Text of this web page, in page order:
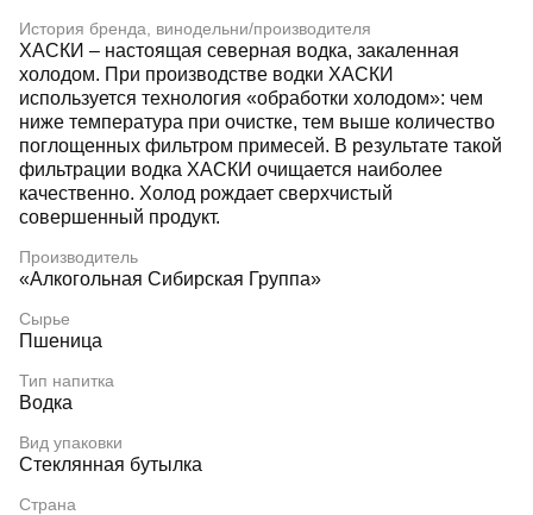
История бренда, винодельни/производителя
ХАСКИ – настоящая северная водка, закаленная
холодом. При производстве водки ХАСКИ
используется технология «обработки холодом»: чем
ниже температура при очистке, тем выше количество
поглощенных фильтром примесей. В результате такой
фильтрации водка ХАСКИ очищается наиболее
качественно. Холод рождает сверхчистый
совершенный продукт.
Производитель
«Алкогольная Сибирская Группа»
Сырье
Пшеница
Тип напитка
Водка
Вид упаковки
Стеклянная бутылка
Страна